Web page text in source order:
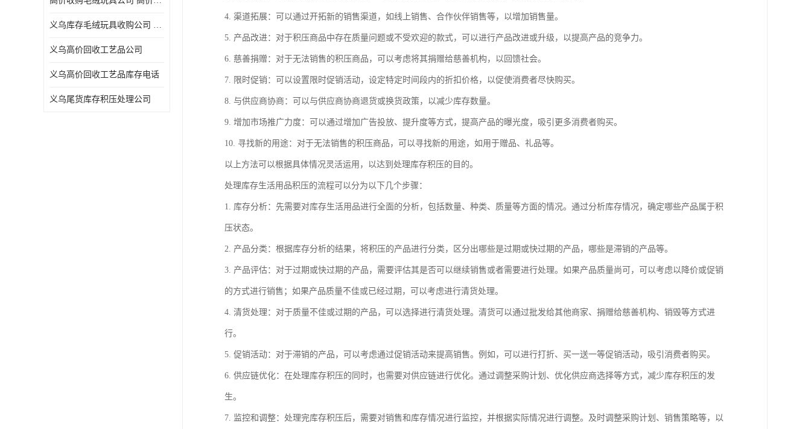
义乌库存毛绒玩具收购公司 高价回收库存积压 义乌市永峰贸易商行
义乌高价回收工艺品公司
义乌高价回收工艺品库存电话
义乌尾货库存积压处理公司
4. 渠道拓展：可以通过开拓新的销售渠道，如线上销售、合作伙伴销售等，以增加销售量。
5. 产品改进：对于积压商品中存在质量问题或不受欢迎的款式，可以进行产品改进或升级，以提高产品的竞争力。
6. 慈善捐赠：对于无法销售的积压商品，可以考虑将其捐赠给慈善机构，以回馈社会。
7. 限时促销：可以设置限时促销活动，设定特定时间段内的折扣价格，以促使消费者尽快购买。
8. 与供应商协商：可以与供应商协商退货或换货政策，以减少库存数量。
9. 增加市场推广力度：可以通过增加广告投放、提升度等方式，提高产品的曝光度，吸引更多消费者购买。
10. 寻找新的用途：对于无法销售的积压商品，可以寻找新的用途，如用于赠品、礼品等。
以上方法可以根据具体情况灵活运用，以达到处理库存积压的目的。
处理库存生活用品积压的流程可以分为以下几个步骤：
1. 库存分析：先需要对库存生活用品进行全面的分析，包括数量、种类、质量等方面的情况。通过分析库存情况，确定哪些产品属于积
压状态。
2. 产品分类：根据库存分析的结果，将积压的产品进行分类，区分出哪些是过期或快过期的产品，哪些是滞销的产品等。
3. 产品评估：对于过期或快过期的产品，需要评估其是否可以继续销售或者需要进行处理。如果产品质量尚可，可以考虑以降价或促销
的方式进行销售；如果产品质量不佳或已经过期，可以考虑进行清货处理。
4. 清货处理：对于质量不佳或过期的产品，可以选择进行清货处理。清货可以通过批发给其他商家、捐赠给慈善机构、销毁等方式进
行。
5. 促销活动：对于滞销的产品，可以考虑通过促销活动来提高销售。例如，可以进行打折、买一送一等促销活动，吸引消费者购买。
6. 供应链优化：在处理库存积压的同时，也需要对供应链进行优化。通过调整采购计划、优化供应商选择等方式，减少库存积压的发
生。
7. 监控和调整：处理完库存积压后，需要对销售和库存情况进行监控，并根据实际情况进行调整。及时调整采购计划、销售策略等，以